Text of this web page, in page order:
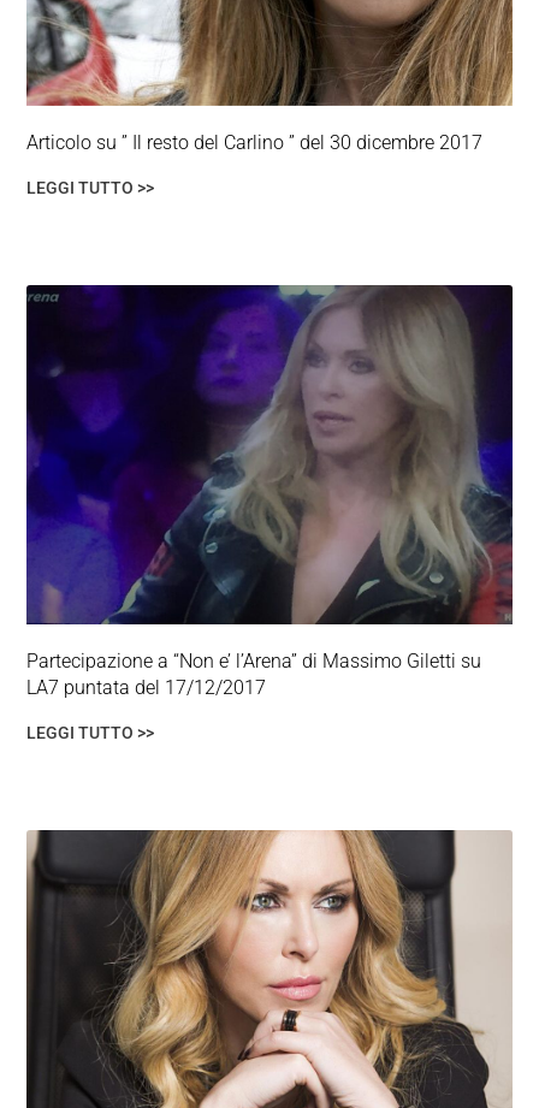
Articolo su ” Il resto del Carlino ” del 30 dicembre 2017
LEGGI TUTTO >>
Partecipazione a “Non e’ l’Arena” di Massimo Giletti su
LA7 puntata del 17/12/2017
LEGGI TUTTO >>